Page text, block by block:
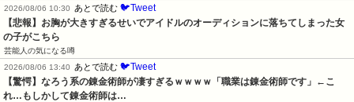
2026/08/06 10:30
あとで読む 🐦Tweet
【悲報】お胸が大きすぎるせいでアイドルのオーディションに落ちてしまった女
の子がこちら
芸能人の気になる噂
2026/08/06 13:40
あとで読む 🐦Tweet
【驚愕】なろう系の錬金術師が凄すぎるｗｗｗｗ「職業は錬金術師です」←こ
れ…もしかして錬金術師は…